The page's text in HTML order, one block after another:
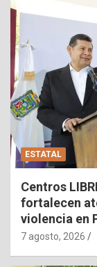
ESTATAL
Centros
fortalecen
violencia en
7 agosto, 2026